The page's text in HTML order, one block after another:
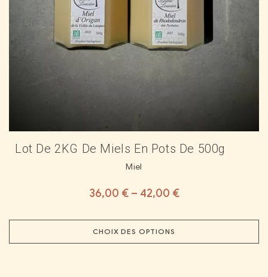
Lot De 2KG De Miels En Pots De 500g
Miel
36,00 €– 42,00 €
CHOIX DES OPTIONS